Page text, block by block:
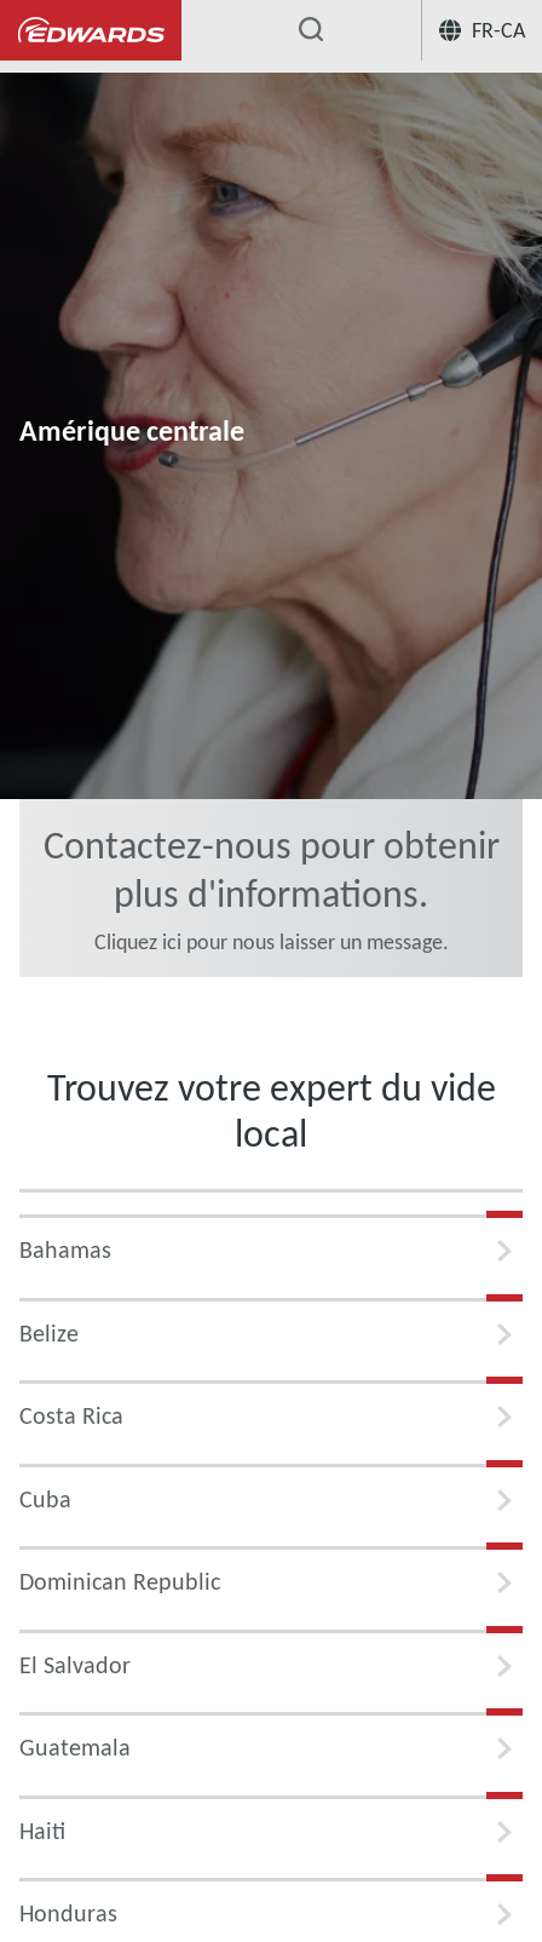
FR-CA
...
Amérique centrale
Contactez-nous pour obtenir
plus d'informations.
Cliquez ici pour nous laisser un message.
Trouvez votre expert du vide
local
Bahamas
Belize
Costa Rica
Cuba
Dominican Republic
El Salvador
Guatemala
Haiti
Honduras